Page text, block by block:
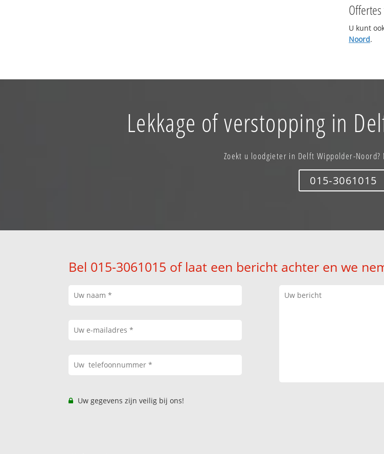
U kunt
Noord.
Lekkage of verstopping in
Zoekt u loodgieter in Delft Wippolder-Noord?
015-3061015
Bel 015-3061015 of laat een bericht achter en we
Uw gegevens zijn veilig bij ons!